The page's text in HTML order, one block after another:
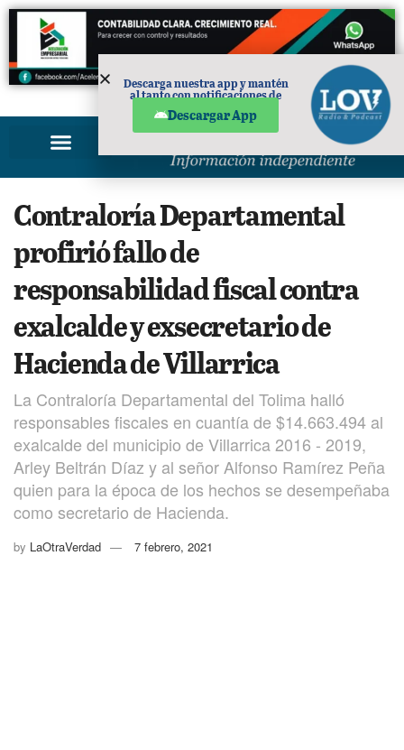
PUBLICIDAD
Contraloría Departamental
profirió fallo de
responsabilidad fiscal contra
exalcalde y exsecretario de
Hacienda de Villarrica
La Contraloría Departamental del Tolima halló
responsables fiscales en cuantía de $14.663.494 al
exalcalde del municipio de Villarrica 2016 - 2019,
Arley Beltrán Díaz y al señor Alfonso Ramírez Peña
quien para la época de los hechos se desempeñaba
como secretario de Hacienda.
by LaOtraVerdad 7 febrero, 2021
Descarga nuestra app y mantén
al tanto con notificaciones de
Descargar App